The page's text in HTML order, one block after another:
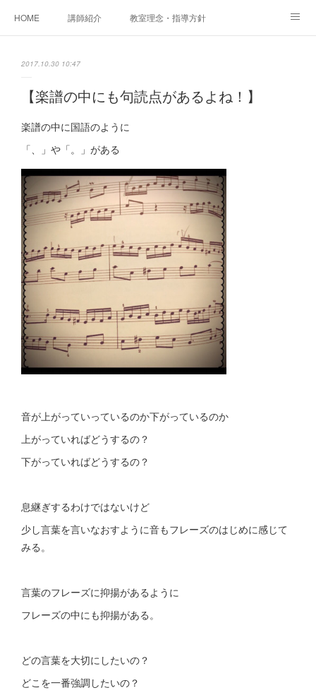
HOME 講師紹介 教室理念・指導方針
ご相談・体験レッスンお申し込み
アクセス
2017.10.30 10:47
【楽譜の中にも句読点があるよね！】
楽譜の中に国語のように
「、」や「。」がある
音が上がっていっているのか下がっているのか
上がっていればどうするの？
下がっていればどうするの？
息継ぎするわけではないけど
少し言葉を言いなおすように音もフレーズのはじめに感じて
みる。
言葉のフレーズに抑揚があるように
フレーズの中にも抑揚がある。
どの言葉を大切にしたいの？
どこを一番強調したいの？